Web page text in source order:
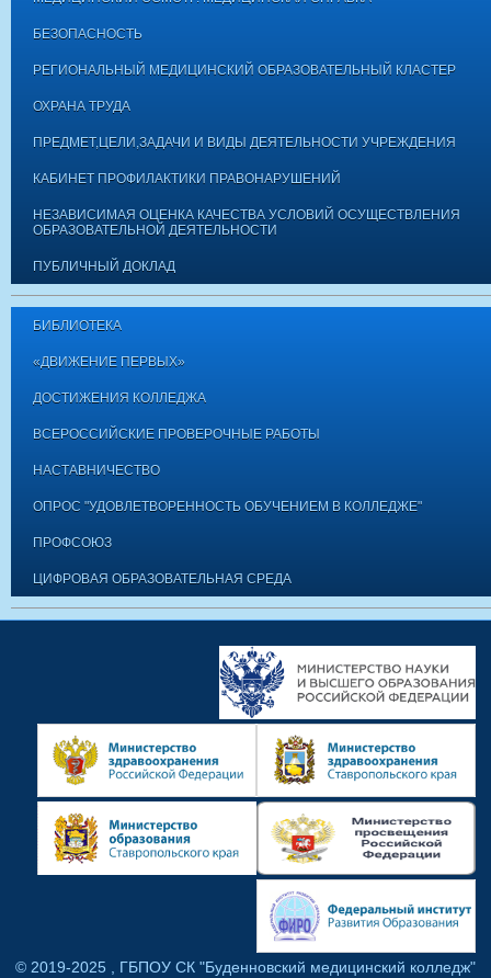
БЕЗОПАСНОСТЬ
РЕГИОНАЛЬНЫЙ МЕДИЦИНСКИЙ ОБРАЗОВАТЕЛЬНЫЙ КЛАСТЕР
ОХРАНА ТРУДА
ПРЕДМЕТ,ЦЕЛИ,ЗАДАЧИ И ВИДЫ ДЕЯТЕЛЬНОСТИ УЧРЕЖДЕНИЯ
КАБИНЕТ ПРОФИЛАКТИКИ ПРАВОНАРУШЕНИЙ
НЕЗАВИСИМАЯ ОЦЕНКА КАЧЕСТВА УСЛОВИЙ ОСУЩЕСТВЛЕНИЯ
ОБРАЗОВАТЕЛЬНОЙ ДЕЯТЕЛЬНОСТИ
ПУБЛИЧНЫЙ ДОКЛАД
БИБЛИОТЕКА
«ДВИЖЕНИЕ ПЕРВЫХ»
ДОСТИЖЕНИЯ КОЛЛЕДЖА
ВСЕРОССИЙСКИЕ ПРОВЕРОЧНЫЕ РАБОТЫ
НАСТАВНИЧЕСТВО
ОПРОС "УДОВЛЕТВОРЕННОСТЬ ОБУЧЕНИЕМ В КОЛЛЕДЖЕ"
ПРОФСОЮЗ
ЦИФРОВАЯ ОБРАЗОВАТЕЛЬНАЯ СРЕДА
© 2019-2025 , ГБПОУ СК "Буденновский медицинский колледж"